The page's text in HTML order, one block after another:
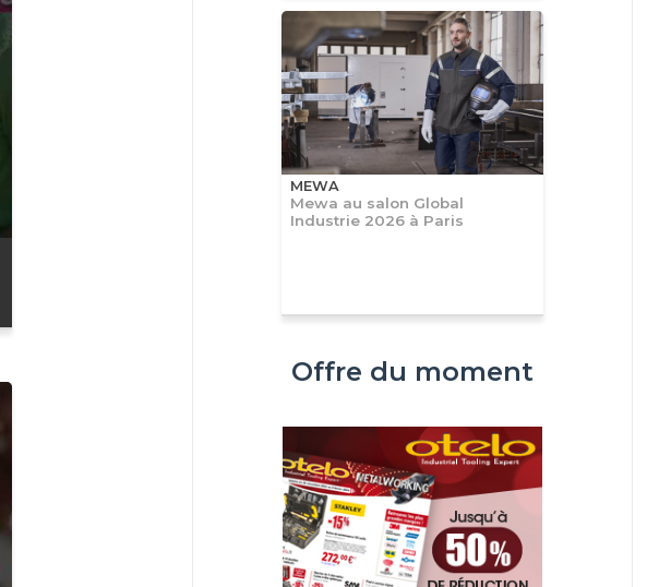
MEWA
Mewa au salon Global
Industrie 2026 à Paris
Offre du moment